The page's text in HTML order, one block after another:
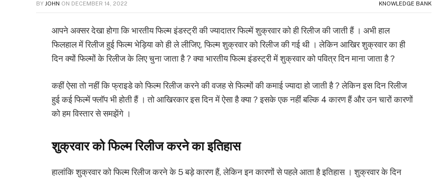
BY JOHN ON DECEMBER 14, 2022 KNOWLEDGE BANK
आपने अक्सर देखा होगा कि भारतीय फिल्म इंडस्ट्री की ज्यादातर फिल्में शुक्रवार को ही रिलीज की जाती हैं । अभी हाल
फिलहाल में रिलीज हुई फिल्म भेड़िया को ही ले लीजिए, फिल्म शुक्रवार को रिलीज की गई थी । लेकिन आखिर शुक्रवार का ही
दिन क्यों फिल्मों के रिलीज के लिए चुना जाता है ? क्या भारतीय फिल्म इंडस्ट्री में शुक्रवार को पवित्र दिन माना जाता है ?
कहीं ऐसा तो नहीं कि फ्राइडे को फिल्म रिलीज करने की वजह से फिल्मों की कमाई ज्यादा हो जाती है ? लेकिन इस दिन रिलीज
हुई कई फिल्में फ्लॉप भी होती हैं । तो आखिरकार इस दिन में ऐसा है क्या ? इसके एक नहीं बल्कि 4 कारण हैं और उन चारों कारणों
को हम विस्तार से समझेंगे ।
शुक्रवार को फिल्म रिलीज करने का इतिहास
हालांकि शुक्रवार को फिल्म रिलीज करने के 5 बड़े कारण हैं, लेकिन इन कारणों से पहले आता है इतिहास । शुक्रवार के दिन